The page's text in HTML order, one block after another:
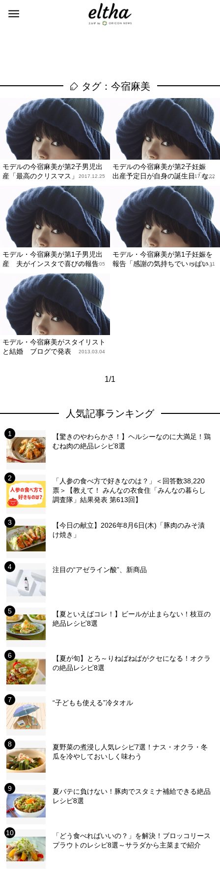
タグ：今宿麻美
モデルの今宿麻美が第2子男児出
産「最高のクリスマス」
2017.12.25
モデルの今宿麻美が第2子妊娠
出産予定日が自身の誕生日「な...
2017.08.22
モデル・今宿麻美が第1子男児出
産 夫がインスタで喜びの報告
2014.11.05
モデル・今宿麻美が第1子妊娠を
報告「感謝の気持ちでいっぱい」
2014.06.11
モデル・今宿麻美がスタイリスト
と結婚 ブログで発表
2013.03.04
1/1
人気記事ランキング
【驚きのやわらかさ！】ヘルシーなのに大満足！鶏
むね肉の絶品レシピ8選
「人参の食べ方で好きなのは？」＜回答数38,220
票＞【教えて！ みんなの衣食住「みんなの暮らし
調査隊」結果発表 第613回】
【今日の献立】2026年8月6日(木)「豚肉のみそ漬
け焼き」
注目の“アゼライン酸”、新商品
【夏といえばコレ！】ビールが止まらない！枝豆の
絶品レシピ8選
【夏が旬】とろ～りねばねばがクセになる！オクラ
の絶品レシピ8選
“子どもも使える”冷タオル
夏野菜の煮浸し人気レシピ7選！ナス・オクラ・冬
瓜を冷やしておいしく味わう
夏バテに負けない！豚肉でスタミナ補給できる絶品
レシピ8選
「どう食べればいいの？」を解決！ブロッコリース
プラウトのレシピ8選～サラダから主菜まで紹介